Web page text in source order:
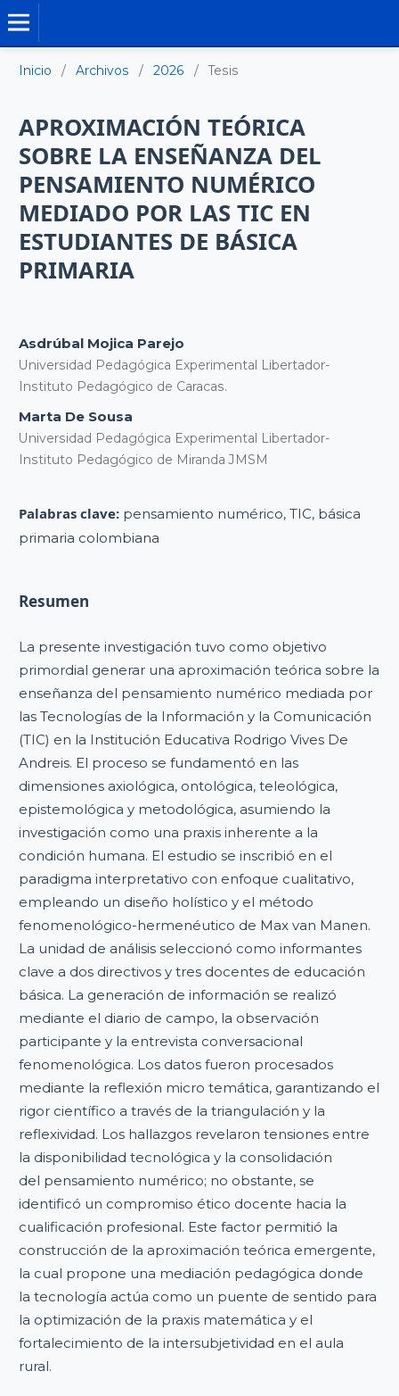
Inicio / Archivos / 2026 / Tesis
APROXIMACIÓN TEÓRICA
SOBRE LA ENSEÑANZA DEL
PENSAMIENTO NUMÉRICO
MEDIADO POR LAS TIC EN
ESTUDIANTES DE BÁSICA
PRIMARIA
Asdrúbal Mojica Parejo
Universidad Pedagógica Experimental Libertador-
Instituto Pedagógico de Caracas.
Marta De Sousa
Universidad Pedagógica Experimental Libertador-
Instituto Pedagógico de Miranda JMSM
Palabras clave: pensamiento numérico, TIC, básica
primaria colombiana
Resumen
La presente investigación tuvo como objetivo
primordial generar una aproximación teórica sobre la
enseñanza del pensamiento numérico mediada por
las Tecnologías de la Información y la Comunicación
(TIC) en la Institución Educativa Rodrigo Vives De
Andreis. El proceso se fundamentó en las
dimensiones axiológica, ontológica, teleológica,
epistemológica y metodológica, asumiendo la
investigación como una praxis inherente a la
condición humana. El estudio se inscribió en el
paradigma interpretativo con enfoque cualitativo,
empleando un diseño holístico y el método
fenomenológico-hermenéutico de Max van Manen.
La unidad de análisis seleccionó como informantes
clave a dos directivos y tres docentes de educación
básica. La generación de información se realizó
mediante el diario de campo, la observación
participante y la entrevista conversacional
fenomenológica. Los datos fueron procesados
mediante la reflexión micro temática, garantizando el
rigor científico a través de la triangulación y la
reflexividad. Los hallazgos revelaron tensiones entre
la disponibilidad tecnológica y la consolidación
del pensamiento numérico; no obstante, se
identificó un compromiso ético docente hacia la
cualificación profesional. Este factor permitió la
construcción de la aproximación teórica emergente,
la cual propone una mediación pedagógica donde
la tecnología actúa como un puente de sentido para
la optimización de la praxis matemática y el
fortalecimiento de la intersubjetividad en el aula
rural.